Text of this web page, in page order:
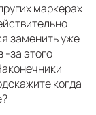
маркерах
заменить уже
-за этого
когда